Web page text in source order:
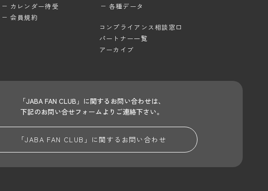
カレンダー待受
会員規約
各種データ
コンプライアンス相談窓口
パートナー一覧
アーカイブ
「JABA FAN CLUB」に関するお問い合わせは、
下記のお問い合せフォームよりご連絡下さい。
「JABA FAN CLUB」に関する お問い合わせ